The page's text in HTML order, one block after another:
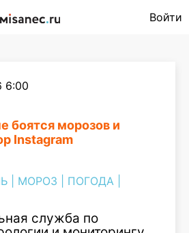
Войти
6:00
боятся морозов и
Instagram
МОРОЗ ПОГОДА
служба по